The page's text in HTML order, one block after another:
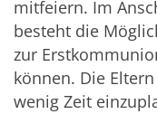
mitfeiern. Im
besteht die
zur
können. Die
wenig Zeit